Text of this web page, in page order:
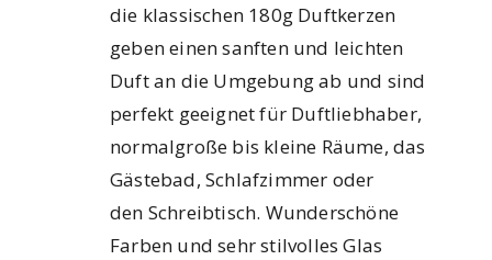
die klassischen 180g Duftkerzen
geben einen sanften und leichten
Duft an die Umgebung ab und sind
perfekt geeignet für Duftliebhaber,
normalgroße bis kleine Räume, das
Gästebad, Schlafzimmer oder
den Schreibtisch. Wunderschöne
Farben und sehr stilvolles Glas